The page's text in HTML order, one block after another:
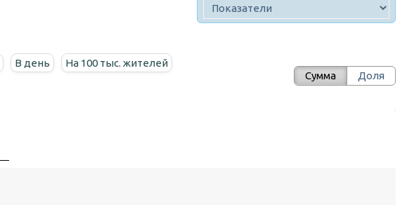
В день
На 100 тыс. жителей
Сумма Доля